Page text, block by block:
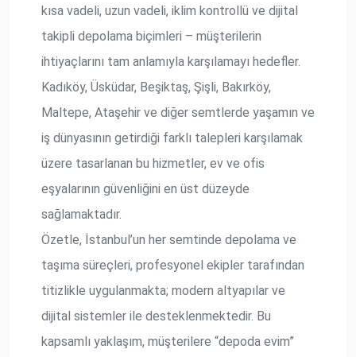
kısa vadeli, uzun vadeli, iklim kontrollü ve dijital
takipli depolama biçimleri – müşterilerin
ihtiyaçlarını tam anlamıyla karşılamayı hedefler.
Kadıköy, Üsküdar, Beşiktaş, Şişli, Bakırköy,
Maltepe, Ataşehir ve diğer semtlerde yaşamın ve
iş dünyasının getirdiği farklı talepleri karşılamak
üzere tasarlanan bu hizmetler, ev ve ofis
eşyalarının güvenliğini en üst düzeyde
sağlamaktadır.
Özetle, İstanbul’un her semtinde depolama ve
taşıma süreçleri, profesyonel ekipler tarafından
titizlikle uygulanmakta; modern altyapılar ve
dijital sistemler ile desteklenmektedir. Bu
kapsamlı yaklaşım, müşterilere “depoda evim”